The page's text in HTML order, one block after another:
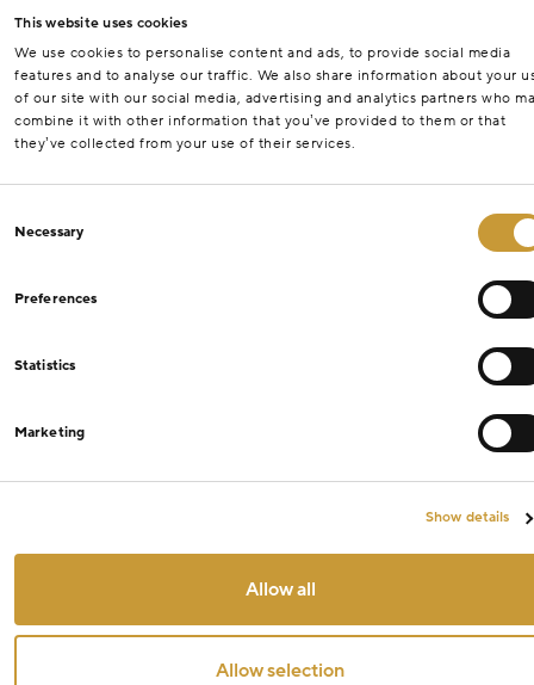
This website uses cookies
We use cookies to personalise content and ads, to provide social media
features and to analyse our traffic. We also share information about your
of our site with our social media, advertising and analytics partners who
combine it with other information that you’ve provided to them or that
they’ve collected from your use of their services.
Selection
Necessary
Preferences
Statistics
Marketing
Show details
Allow all
Allow selection